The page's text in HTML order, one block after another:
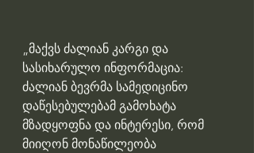
„მაქვს ძალიან კარგი და
სასიხარულო ინფორმაცია:
ძალიან ბევრმა სამედიცინო
დაწესებულებამ გამოხატა
მზადყოფნა და ინტერესი, რომ
მიიღონ მონაწილეობა